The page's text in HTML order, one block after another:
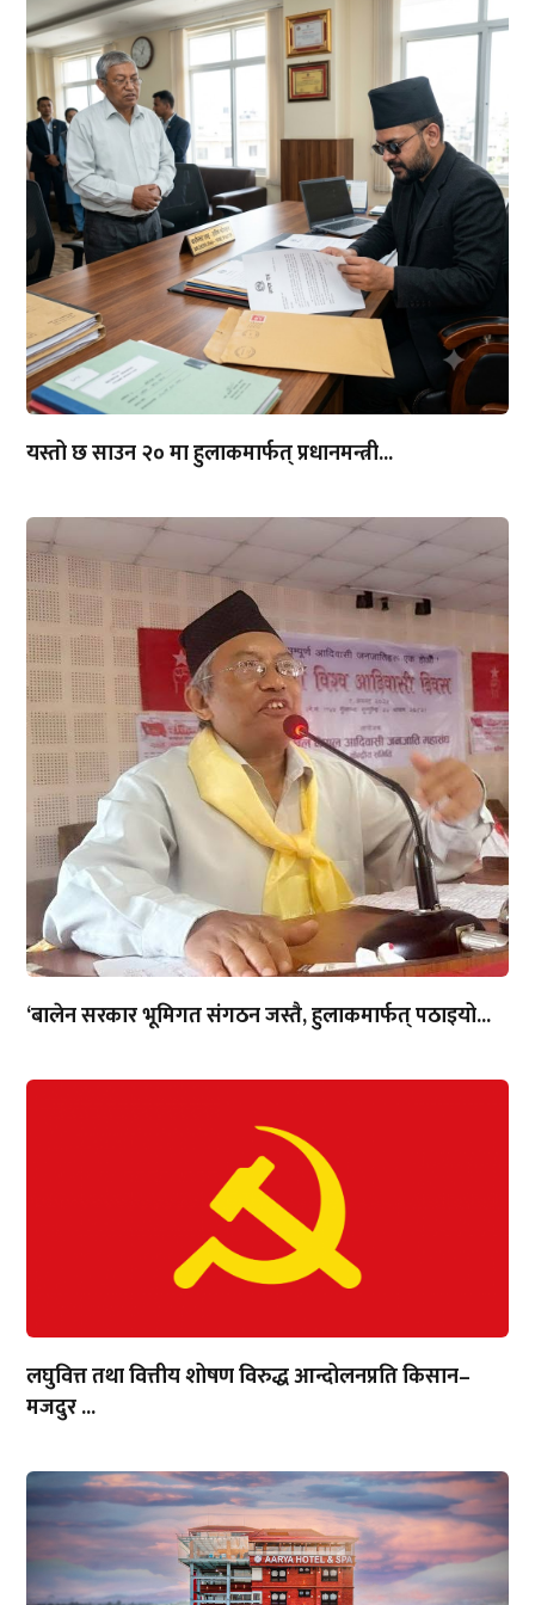
यस्तो छ साउन २० मा हुलाकमार्फत् प्रधानमन्त्री...
‘बालेन सरकार भूमिगत संगठन जस्तै, हुलाकमार्फत् पठाइयो...
लघुवित्त तथा वित्तीय शोषण विरुद्ध आन्दोलनप्रति किसान–
मजदुर ...